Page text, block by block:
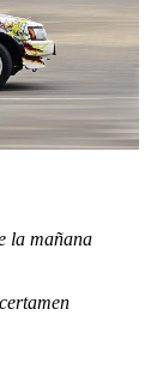
la mañana